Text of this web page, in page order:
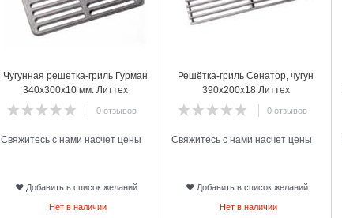
Чугунная решетка-гриль Гурман
340х300х10 мм. Литтех
0 отзывов
Свяжитесь с нами насчет цены
Добавить в список желаний
Нет в наличии
Решётка-гриль Сенатор, чугун
390х200х18 Литтех
0 отзывов
Свяжитесь с нами насчет цены
Добавить в список желаний
Нет в наличии